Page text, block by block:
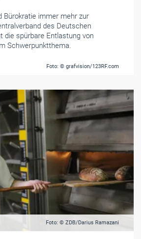
Foto: © grafvision/123RF.com
Bürokratie immer mehr zur
des Deutschen
die spürbare Entlastung von
Schwerpunktthema.
Foto: © ZDB/Darius Ramazani